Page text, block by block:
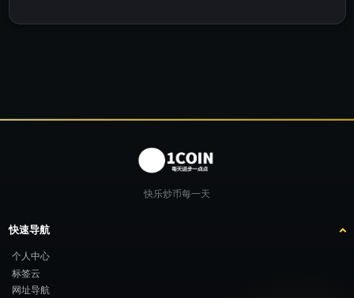
快乐炒币每一天
快速导航
个人中心
标签云
网址导航